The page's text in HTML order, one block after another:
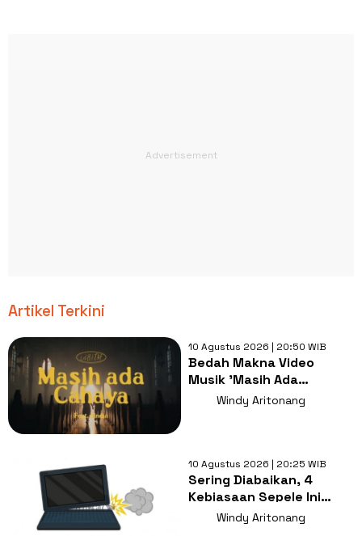
Artikel Terkini
10 Agustus 2026 | 20:50 WIB
Bedah Makna Video
Musik 'Masih Ada
Cahaya': Saat Kegelapan
Windy Aritonang
10 Agustus 2026 | 20:25 WIB
Sering Diabaikan, 4
Kebiasaan Sepele Ini
Bikin Laptop Cepat
Windy Aritonang